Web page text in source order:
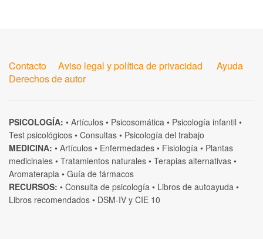
Contacto Aviso legal y política de privacidad
Ayuda
Derechos de autor
PSICOLOGÍA: • Artículos • Psicosomática • Psicología infantil •
Test psicológicos • Consultas • Psicología del trabajo
MEDICINA: • Artículos • Enfermedades • Fisiología • Plantas
medicinales • Tratamientos naturales • Terapias alternativas •
Aromaterapia • Guía de fármacos
RECURSOS: • Consulta de psicología • Libros de autoayuda •
Libros recomendados • DSM-IV y CIE 10